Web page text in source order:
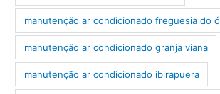
manutenção ar condicionado freguesia do ó
manutenção ar condicionado granja viana
manutenção ar condicionado ibirapuera